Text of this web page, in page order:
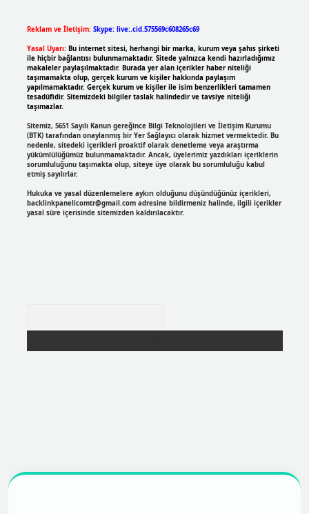
Reklam ve İletişim: Skype: live:.cid.575569c608265c69
Yasal Uyarı: Bu internet sitesi, herhangi bir marka, kurum veya şahıs şirketi
ile hiçbir bağlantısı bulunmamaktadır. Sitede yalnızca kendi hazırladığımız
makaleler paylaşılmaktadır. Burada yer alan içerikler haber niteliği
taşımamakta olup, gerçek kurum ve kişiler hakkında paylaşım
yapılmamaktadır. Gerçek kurum ve kişiler ile isim benzerlikleri tamamen
tesadüfidir. Sitemizdeki bilgiler taslak halindedir ve tavsiye niteliği
taşımazlar.
Sitemiz, 5651 Sayılı Kanun gereğince Bilgi Teknolojileri ve İletişim Kurumu
(BTK) tarafından onaylanmış bir Yer Sağlayıcı olarak hizmet vermektedir. Bu
nedenle, sitedeki içerikleri proaktif olarak denetleme veya araştırma
yükümlülüğümüz bulunmamaktadır. Ancak, üyelerimiz yazdıkları içeriklerin
sorumluluğunu taşımakta olup, siteye üye olarak bu sorumluluğu kabul
etmiş sayılırlar.
Hukuka ve yasal düzenlemelere aykırı olduğunu düşündüğünüz içerikleri,
backlinkpanelicomtr@gmail.comadresine bildirmeniz halinde, ilgili içerikler
yasal süre içerisinde sitemizden kaldırılacaktır.